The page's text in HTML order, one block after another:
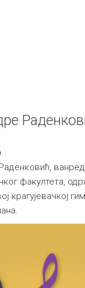
факултета,
крагујевачкој